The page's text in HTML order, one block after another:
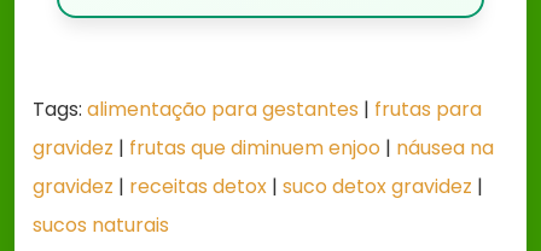
Tags: alimentação para gestantes | frutas para
gravidez | frutas que diminuem enjoo | náusea na
gravidez | receitas detox | suco detox gravidez |
sucos naturais